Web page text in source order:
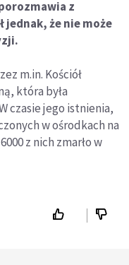
z
jednak, że nie może
m.in. Kościół
która była
czasie jego istnienia,
w ośrodkach na
z nich zmarło w